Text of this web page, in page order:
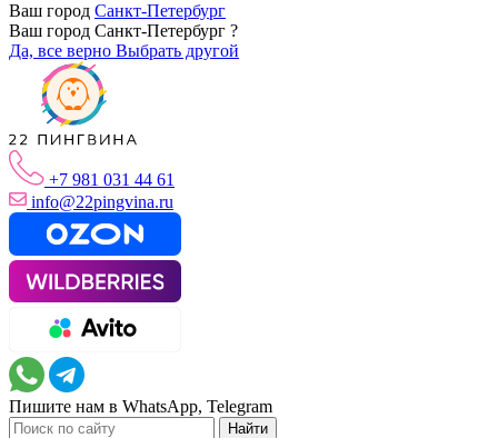
Ваш город Санкт-Петербург
Ваш город Санкт-Петербург ?
Да, все верно Выбрать другой
+7 981 031 44 61
info@22pingvina.ru
Пишите нам в WhatsApp, Telegram